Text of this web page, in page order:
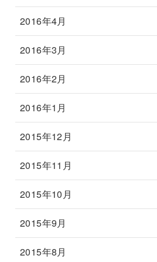
2016年4月
2016年3月
2016年2月
2016年1月
2015年12月
2015年11月
2015年10月
2015年9月
2015年8月